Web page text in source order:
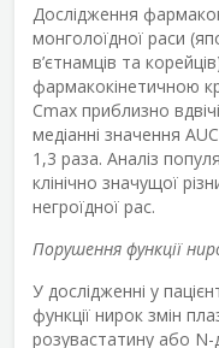
Дослідження
монголоїдної раси
в’єтнамців та
фармакокінетичною
Cmax приблизно
медіанні значення
1,3 раза. Аналіз
клінічно значущої
негроїдної рас.
Порушення функції
У дослідженні у
функції нирок змін
розувастатину або N-